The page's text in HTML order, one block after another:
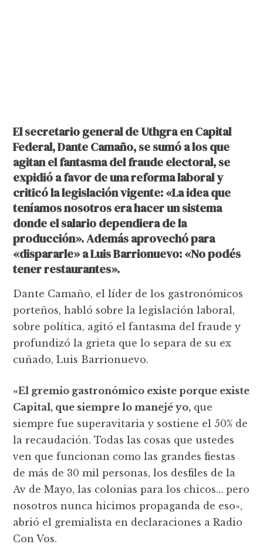
El secretario general de Uthgra en Capital
Federal, Dante Camaño, se sumó a los que
agitan el fantasma del fraude electoral, se
expidió a favor de una reforma laboral y
criticó la legislación vigente: «La idea que
teníamos nosotros era hacer un sistema
donde el salario dependiera de la
producción». Además aprovechó para
«dispararle» a Luis Barrionuevo: «No podés
tener restaurantes».
Dante Camaño, el líder de los gastronómicos
porteños, habló sobre la legislación laboral,
sobre política, agitó el fantasma del fraude y
profundizó la grieta que lo separa de su ex
cuñado, Luis Barrionuevo.
«El gremio gastronómico existe porque existe
Capital, que siempre lo manejé yo, que
siempre fue superavitaria y sostiene el 50% de
la recaudación. Todas las cosas que ustedes
ven que funcionan como las grandes fiestas
de más de 30 mil personas, los desfiles de la
Av de Mayo, las colonias para los chicos… pero
nosotros nunca hicimos propaganda de eso»,
abrió el gremialista en declaraciones a Radio
Con Vos.